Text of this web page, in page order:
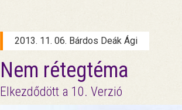
2013. 11. 06. Bárdos Deák Ági
Nem rétegtéma
Elkezdődött a 10. Verzió